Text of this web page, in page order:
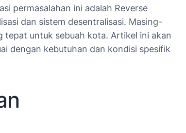
permasalahan ini adalah Reverse
dan sistem desentralisasi. Masing-
tepat untuk sebuah kota. Artikel ini akan
dengan kebutuhan dan kondisi spesifik